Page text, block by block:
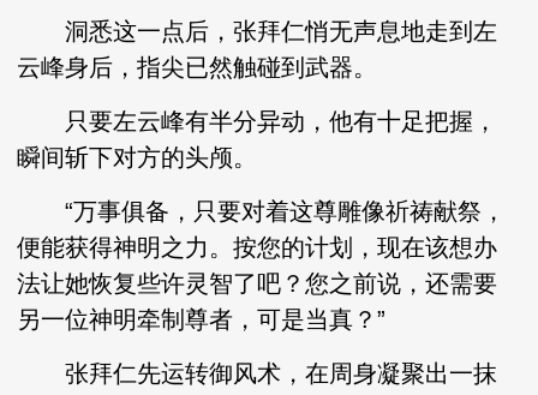
洞悉这一点后，张拜仁悄无声息地走到左
云峰身后，指尖已然触碰到武器。
只要左云峰有半分异动，他有十足把握，
瞬间斩下对方的头颅。
“万事俱备，只要对着这尊雕像祈祷献祭，
便能获得神明之力。按您的计划，现在该想办
法让她恢复些许灵智了吧？您之前说，还需要
另一位神明牵制尊者，可是当真？”
张拜仁先运转御风术，在周身凝聚出一抹